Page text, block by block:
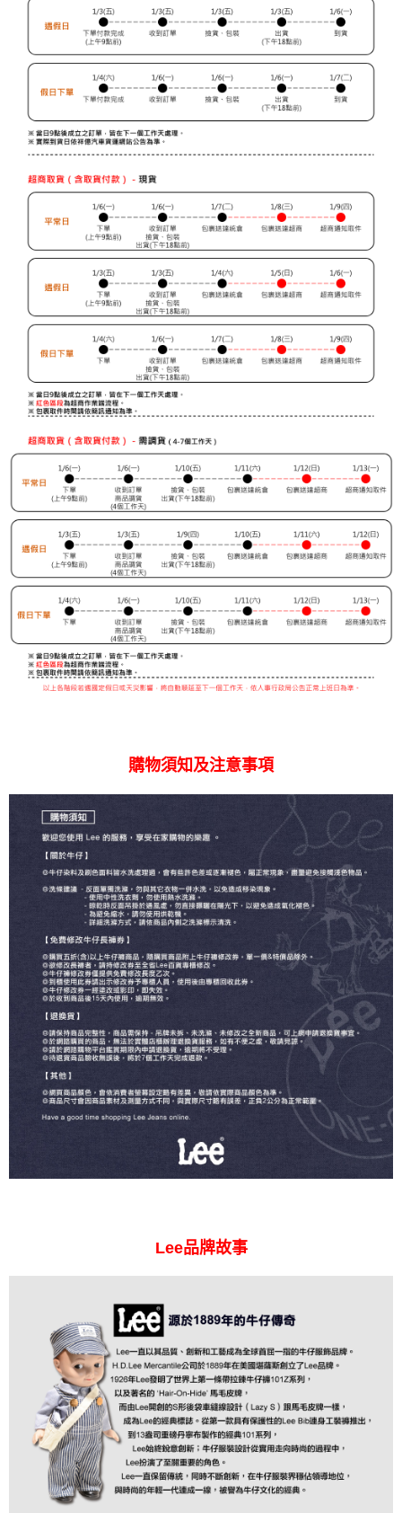
購物須知及注意事項
Lee品牌故事